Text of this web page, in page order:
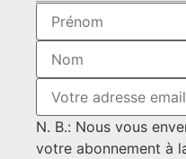
N. B.: Nous vous
votre abonnement à